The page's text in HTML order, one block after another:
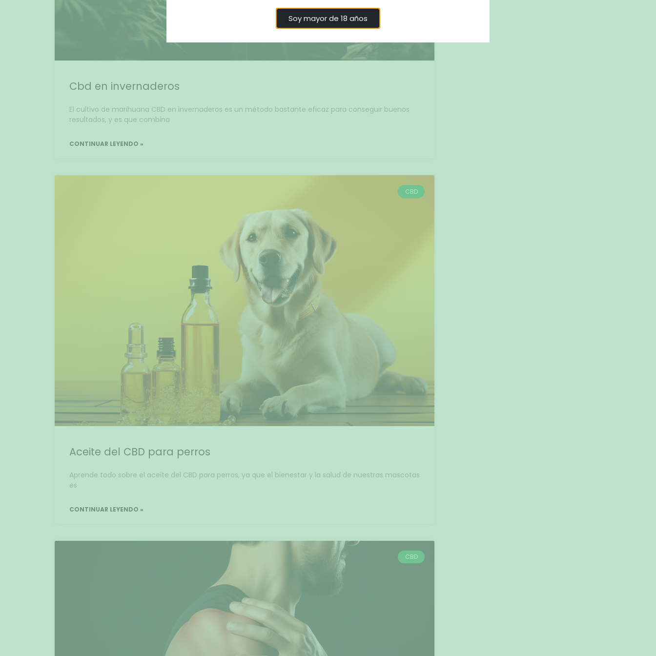
Cbd en invernaderos
El cultivo de marihuana CBD en invernaderos es un método bastante eficaz para conseguir buenos
resultados, y es que combina
CONTINUAR LEYENDO »
CBD
Aceite del CBD para perros
Aprende todo sobre el aceite del CBD para perros, ya que el bienestar y la salud de nuestras mascotas
es
CONTINUAR LEYENDO »
CBD
Soy mayor de 18 años